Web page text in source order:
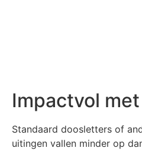
Impactvol
Standaard doosletters of
uitingen vallen minder op